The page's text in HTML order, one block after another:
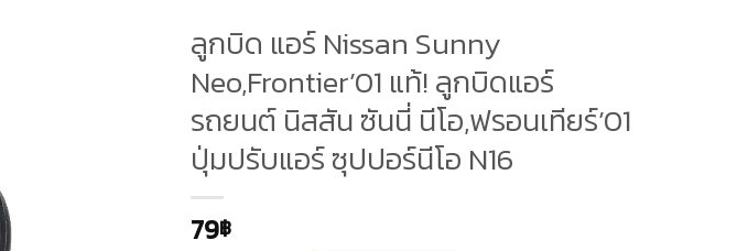
ลูกบิด แอร์ Nissan Sunny
Neo,Frontier’01 แท้! ลูกบิดแอร์
รถยนต์ นิสสัน ซันนี่ นีโอ,ฟรอนเทียร์’01
ปุ่มปรับแอร์ ซุปปอร์นีโอ N16
79฿